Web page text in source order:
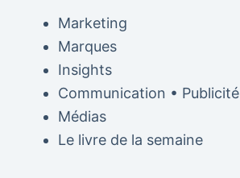
Marketing
Marques
Insights
Communication • Publicité
Médias
Le livre de la semaine